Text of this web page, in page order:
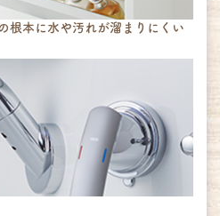
根本に水や汚れが溜まりにくい